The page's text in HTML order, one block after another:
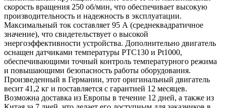
скорость вращения 250 об/мин, что обеспечивает высокую
производительность и надежность в эксплуатации.
Максимальный ток составляет 95 А (среднеквадратичное
значение), что свидетельствует о высокой
энергоэффективности устройства. Дополнительно двигатель
оснащен датчиками температуры PTC130 и Pt1000,
обеспечивающими точный контроль температурного режима
и повышающими безопасность работы оборудования.
Произведенный в Германии, этот оригинальный двигатель
весит 41,2 кг и поставляется с гарантией 12 месяцев.
Возможна доставка из Европы в течение 12 дней, а также из